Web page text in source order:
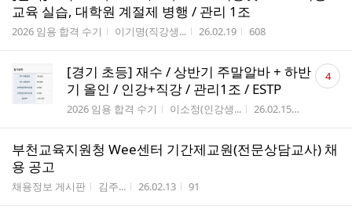
교육 실습, 대학원 계절제 병행 / 관리 1조
게시판명
2026 임용 합격 수기 작성자
이기명(직강생... 작성시간
26.02.19 조회수
608
[경기 초등] 재수 / 상반기 주말알바 + 하반
기 올인 / 인강+직강 / 관리1조 / ESTP
게시판명
2026 임용 합격 수기 작성자
이소정(인강생... 작성시간
26.02.15
댓
글 4
부천교육지원청 Wee센터 기간제교원(전문상담교사) 채
용 공고
게시판명
채용정보 게시판 작성자
김주... 작성시간
26.02.13 조회수
91